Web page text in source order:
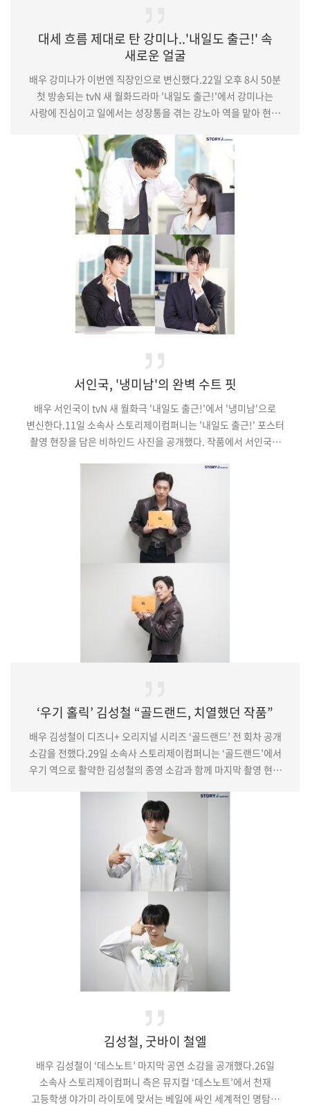
대세 흐름 제대로 탄 강미나..'내일도 출근!' 속
새로운 얼굴
배우 강미나가 이번엔 직장인으로 변신했다.22일 오후 8시 50분
첫 방송되는 tvN 새 월화드라마 '내일도 출근!'에서 강미나는
사랑에 진심이고 일에서는 성장통을 겪는 강노아 역을 맡아 현실
솔직하고 진심이지만 예상치 못한 이별을 겪으며 새로운 변화를
맞이하는 인물이다. 연애와 일을 오가며 크고 작은 성장통을 겪고,
그 과정 속에서 한층 성숙해져가는 모습을 보여준다고.또한 그는
특유의 진정성과 긍정적인 에너지로 다양한 인물들과 남다른
케미스트리를 보여줄 예정이다강미나를 비롯…
서인국, '냉미남'의 완벽 수트 핏
배우 서인국이 tvN 새 월화극 '내일도 출근!'에서 '냉미남'으로
변신한다.11일 소속사 스토리제이컴퍼니는 '내일도 출근!' 포스터
촬영 현장을 담은 비하인드 사진을 공개했다. 작품에서 서인국은
(3NO)맨' 강시우 역을 맡아 색다른 캐릭터를 선보일 예정이다.
오는 22일 첫 방송되는 '내일도 출근!'은 반복되는 일상에 지쳐
있던 7년 차 직장인 차지윤이 까칠한 상사 강시우와 얽히며 일과
사랑 모두에서 새로운 변화를 맞이하는 오피스 로맨스를 그린다.
공개된 사진 속 서…
‘우기 홀릭’ 김성철 “골드랜드, 치열했던 작품”
배우 김성철이 디즈니+ 오리지널 시리즈 ‘골드랜드’ 전 회차 공개
소감을 전했다.29일 소속사 스토리제이컴퍼니는 ‘골드랜드’에서
우기 역으로 활약한 김성철의 종영 소감과 함께 마지막 촬영 현장
우연히 넘겨받은 희주(박보영 분)를 돕는 대부업체 말단 조직원
우기 역을 맡아 강렬한 존재감을 드러냈다. 공개된 사진 속
김성철은 가죽 재킷과 금목걸이, 상처 분장으로 거칠고 자유분방한
우기의 매력을 고스란히 담아냈다.김성철은 “작년 한 해 동안
치열하게 촬영했던 작품의 전체 에피소…
김성철, 굿바이 철엘
배우 김성철이 ‘데스노트’ 마지막 공연 소감을 공개했다.26일
소속사 스토리제이컴퍼니 측은 뮤지컬 ‘데스노트’에서 천재
고등학생 야가미 라이토에 맞서는 베일에 싸인 세계적인 명탐정